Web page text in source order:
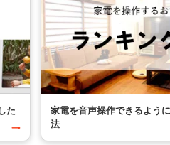
た
家電を音声操作できるよう
法